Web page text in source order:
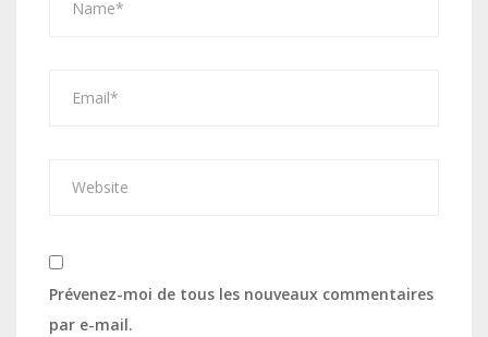
Prévenez-moi de tous les nouveaux commentaires
par e-mail.